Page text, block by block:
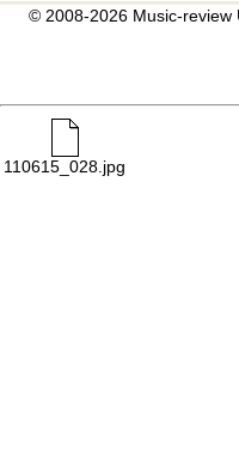
© 2008-2026 Music-review
110615_028.jpg